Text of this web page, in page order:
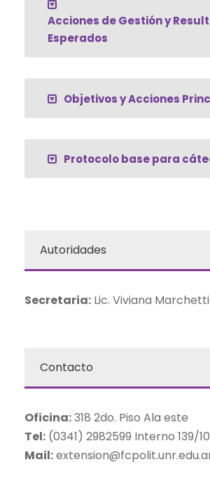
Acciones de Gestión y
Esperados
Objetivos y Acciones
Protocolo base para
Autoridades
Secretaria: Lic. Viviana Marchetti
Contacto
Oficina:318 2do. Piso Ala este
Tel: (0341) 2982599 Interno 139/
Mail: